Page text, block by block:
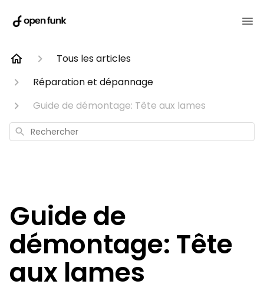
Tous les articles
Réparation et dépannage
Guide de démontage: Tête aux lames
Rechercher
Guide de
démontage: Tête
aux lames